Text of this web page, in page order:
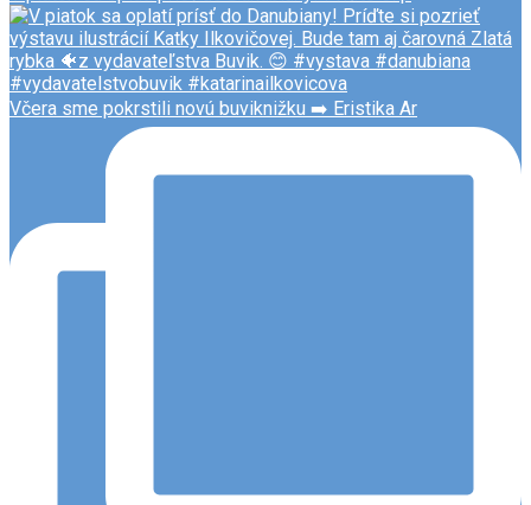
Včera sme pokrstili novú buviknižku ➡️ Eristika Ar